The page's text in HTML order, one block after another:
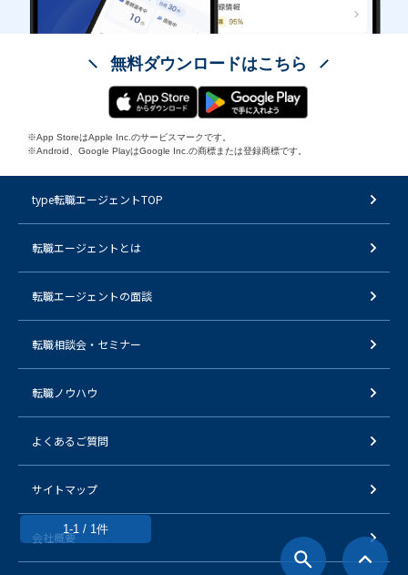
1-1 / 1件
無料ダウンロードはこちら
※App StoreはApple Inc.のサービスマークです。
※Android、Google PlayはGoogle Inc.の商標または登録商標です。
type転職エージェントTOP
転職エージェントとは
転職エージェントの面談
転職相談会・セミナー
転職ノウハウ
よくあるご質問
サイトマップ
会社概要